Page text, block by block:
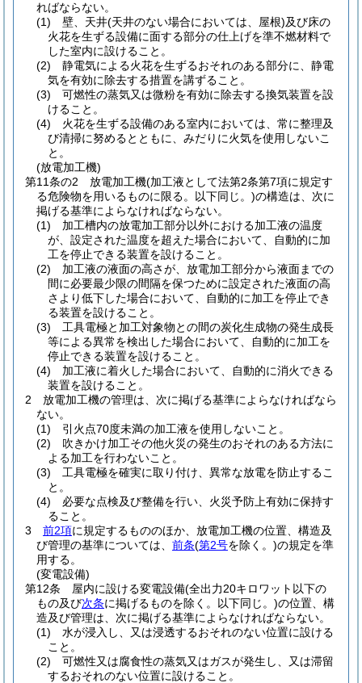
ればならない。
(1)
壁、天井(天井のない場合においては、屋根)及び床の
火花を生ずる設備に面する部分の仕上げを準不燃材料で
した室内に設けること。
(2)
静電気による火花を生ずるおそれのある部分に、静電
気を有効に除去する措置を講ずること。
(3)
可燃性の蒸気又は微粉を有効に除去する換気装置を設
けること。
(4)
火花を生ずる設備のある室内においては、常に整理及
び清掃に努めるとともに、みだりに火気を使用しないこ
と。
(放電加工機)
第11条の2
放電加工機(加工液として法第2条第7項に規定す
る危険物を用いるものに限る。以下同じ。)の構造は、次に
掲げる基準によらなければならない。
(1)
加工槽内の放電加工部分以外における加工液の温度
が、設定された温度を超えた場合において、自動的に加
工を停止できる装置を設けること。
(2)
加工液の液面の高さが、放電加工部分から液面までの
間に必要最少限の間隔を保つために設定された液面の高
さより低下した場合において、自動的に加工を停止でき
る装置を設けること。
(3)
工具電極と加工対象物との間の炭化生成物の発生成長
等による異常を検出した場合において、自動的に加工を
停止できる装置を設けること。
(4)
加工液に着火した場合において、自動的に消火できる
装置を設けること。
2
放電加工機の管理は、次に掲げる基準によらなければなら
ない。
(1)
引火点70度未満の加工液を使用しないこと。
(2)
吹きかけ加工その他火災の発生のおそれのある方法に
よる加工を行わないこと。
(3)
工具電極を確実に取り付け、異常な放電を防止するこ
と。
(4)
必要な点検及び整備を行い、火災予防上有効に保持す
ること。
3
前2項に規定するもののほか、放電加工機の位置、構造及
び管理の基準については、 前条(第2号を除く。)の規定を準
用する。
(変電設備)
第12条
屋内に設ける変電設備(全出力20キロワット以下の
もの及び次条に掲げるものを除く。以下同じ。)の位置、構
造及び管理は、次に掲げる基準によらなければならない。
(1)
水が浸入し、又は浸透するおそれのない位置に設ける
こと。
(2)
可燃性又は腐食性の蒸気又はガスが発生し、又は滞留
するおそれのない位置に設けること。